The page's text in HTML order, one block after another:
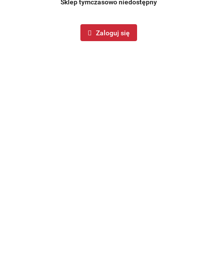
Sklep tymczasowo niedostępny
Zaloguj się